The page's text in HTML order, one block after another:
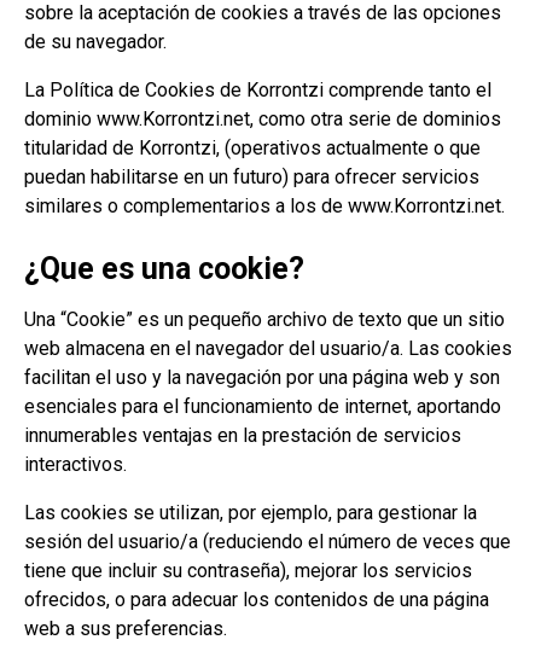
sobre la aceptación de cookies a través de las opciones
de su navegador.
La Política de Cookies de Korrontzi comprende tanto el
dominio www.Korrontzi.net, como otra serie de dominios
titularidad de Korrontzi, (operativos actualmente o que
puedan habilitarse en un futuro) para ofrecer servicios
similares o complementarios a los de www.Korrontzi.net.
¿Que es una cookie?
Una “Cookie” es un pequeño archivo de texto que un sitio
web almacena en el navegador del usuario/a. Las cookies
facilitan el uso y la navegación por una página web y son
esenciales para el funcionamiento de internet, aportando
innumerables ventajas en la prestación de servicios
interactivos.
Las cookies se utilizan, por ejemplo, para gestionar la
sesión del usuario/a (reduciendo el número de veces que
tiene que incluir su contraseña), mejorar los servicios
ofrecidos, o para adecuar los contenidos de una página
web a sus preferencias.